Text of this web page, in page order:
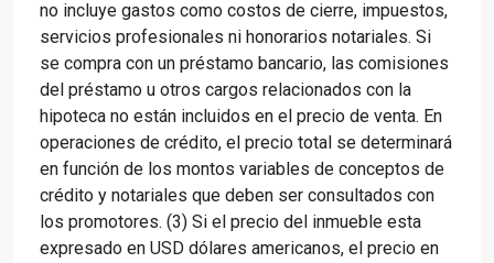
no incluye gastos como costos de cierre, impuestos,
servicios profesionales ni honorarios notariales. Si
se compra con un préstamo bancario, las comisiones
del préstamo u otros cargos relacionados con la
hipoteca no están incluidos en el precio de venta. En
operaciones de crédito, el precio total se determinará
en función de los montos variables de conceptos de
crédito y notariales que deben ser consultados con
los promotores. (3) Si el precio del inmueble esta
expresado en USD dólares americanos, el precio en